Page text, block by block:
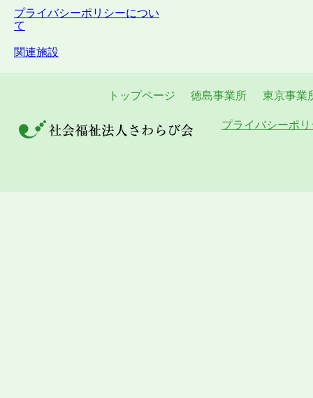
プライバシーポリシーについ
て
関連施設
トップページ 徳島事業所 東京事業
プライバシーポ